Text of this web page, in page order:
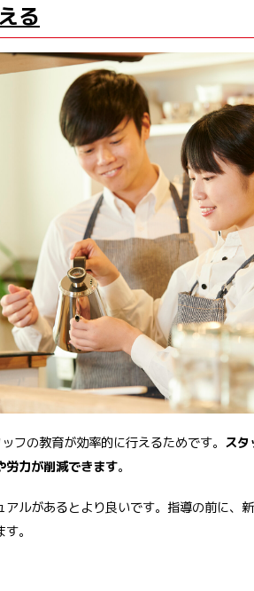
る
フの教育が効率的に行えるためです。 スタ
労力が削減できます。
ルがあるとより良いです。指導の前に、
。